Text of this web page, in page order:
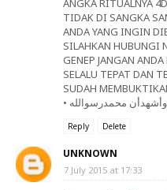
ANGKA RITUALNYA
TIDAK DI SANGKA
ANDA YANG INGIN
SILAHKAN HUBUNGI
GENEP JANGAN
SELALU TEPAT DAN
SUDAH
محمدرسوالله
Reply Delete
UNKNOWN
7 July 2015 at 17:33